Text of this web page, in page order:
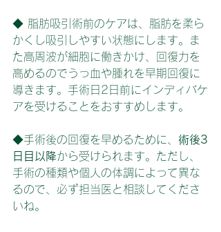
◆ 脂肪吸引術前のケアは、脂肪を柔ら
かくし吸引しやすい状態にします。ま
た高周波が細胞に働きかけ、回復力を
高めるのでうっ血や腫れを早期回復に
導きます。手術日2日前にインディバケ
アを受けることをおすすめします。
◆手術後の回復を早めるために、 術後3
日目以降から受けられます。ただし、
手術の種類や個人の体調によって異な
るので、必ず担当医と相談してくださ
いね。